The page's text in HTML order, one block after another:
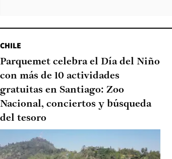
CHILE
Parquemet celebra el Día del Niño
con más de 10 actividades
gratuitas en Santiago: Zoo
Nacional, conciertos y búsqueda
del tesoro